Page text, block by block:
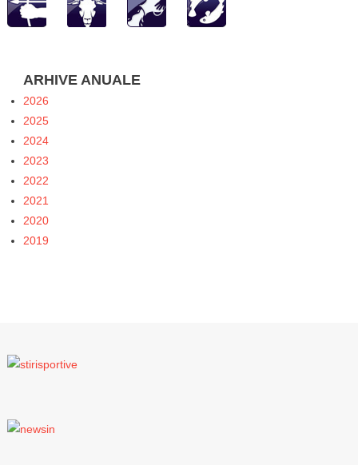
ARHIVE ANUALE
2026
2025
2024
2023
2022
2021
2020
2019